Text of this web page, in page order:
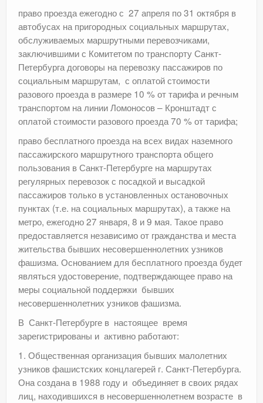
право проезда ежегодно с 27 апреля по 31 октября в
автобусах на пригородных социальных маршрутах,
обслуживаемых маршрутными перевозчиками,
заключившими с Комитетом по транспорту Санкт-
Петербурга договоры на перевозку пассажиров по
социальным маршрутам, с оплатой стоимости
разового проезда в размере 10 % от тарифа и речным
транспортом на линии Ломоносов – Кронштадт с
оплатой стоимости разового проезда 70 % от тарифа;
право бесплатного проезда на всех видах наземного
пассажирского маршрутного транспорта общего
пользования в Санкт-Петербурге на маршрутах
регулярных перевозок с посадкой и высадкой
пассажиров только в установленных остановочных
пунктах (т.е. на социальных маршрутах), а также на
метро, ежегодно 27 января, 8 и 9 мая. Такое право
предоставляется независимо от гражданства и места
жительства бывших несовершеннолетних узников
фашизма. Основанием для бесплатного проезда будет
являться удостоверение, подтверждающее право на
меры социальной поддержки бывших
несовершеннолетних узников фашизма.
В Санкт-Петербурге в настоящее время
зарегистрированы и активно работают:
1. Общественная организация бывших малолетних
узников фашистских концлагерей г. Санкт-Петербурга.
Она создана в 1988 году и объединяет в своих рядах
лиц, находившихся в несовершеннолетнем возрасте в